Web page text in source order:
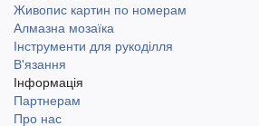
Живопис картин по номерам
Алмазна мозаїка
Інструменти для рукоділля
В'язання
Інформація
Партнерам
Про нас